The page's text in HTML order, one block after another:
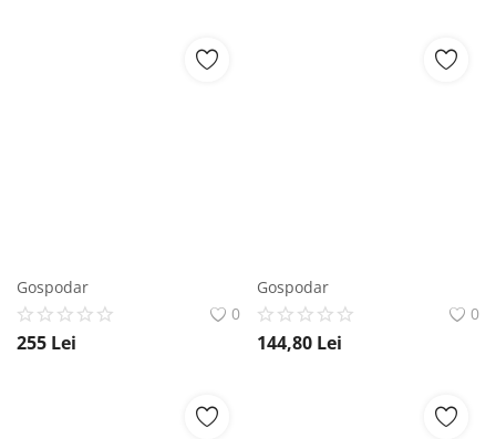
Gospodar
0
255 Lei
Gospodar
0
144,80 Lei